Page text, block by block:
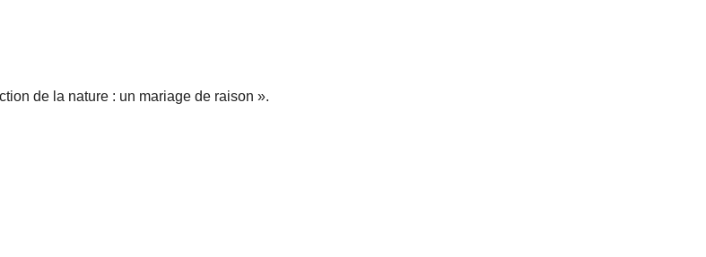
de la nature : un mariage de raison ».